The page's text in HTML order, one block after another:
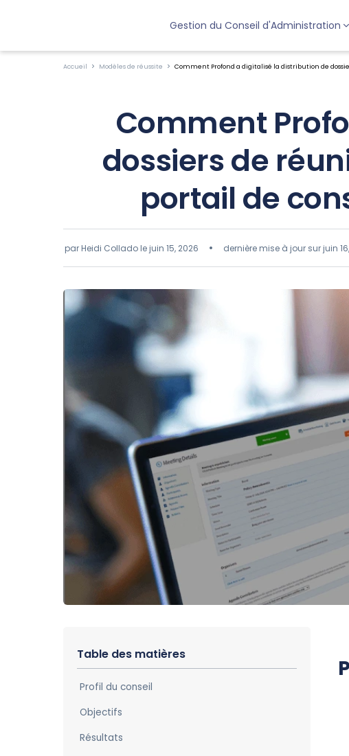
Gestion du Conseil d'Administration
Accueil Modèles de réussite Comment Profond a digitalisé la distribution de
Comment
dossiers de
portail de
par Heidi Collado le juin 15, 2026 dernière mise à jour sur juin
Table des matières
Profil du conseil
Objectifs
Résultats